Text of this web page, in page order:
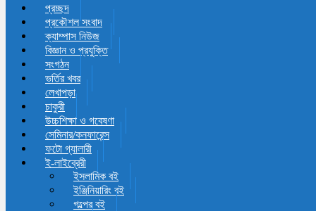
প্রচ্ছদ
প্রকৌশল সংবাদ
ক্যাম্পাস নিউজ
বিজ্ঞান ও প্রযুক্তি
সংগঠন
ভর্তির খবর
লেখাপড়া
চাকুরী
উচ্চশিক্ষা ও গবেষণা
সেমিনার/কনফারেন্স
ফটো গ্যালারী
ই-লাইব্রেরী
ইসলামিক বই
ইঞ্জিনিয়ারিং বই
গল্পের বই